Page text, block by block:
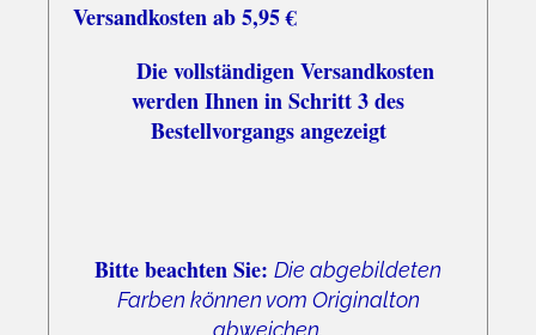
Versandkosten ab 5,95 €
Die vollständigen Versandkosten
werden Ihnen in Schritt 3 des
Bestellvorgangs angezeigt
Bitte beachten Sie: Die abgebildeten
Farben können vom Originalton
abweichen.